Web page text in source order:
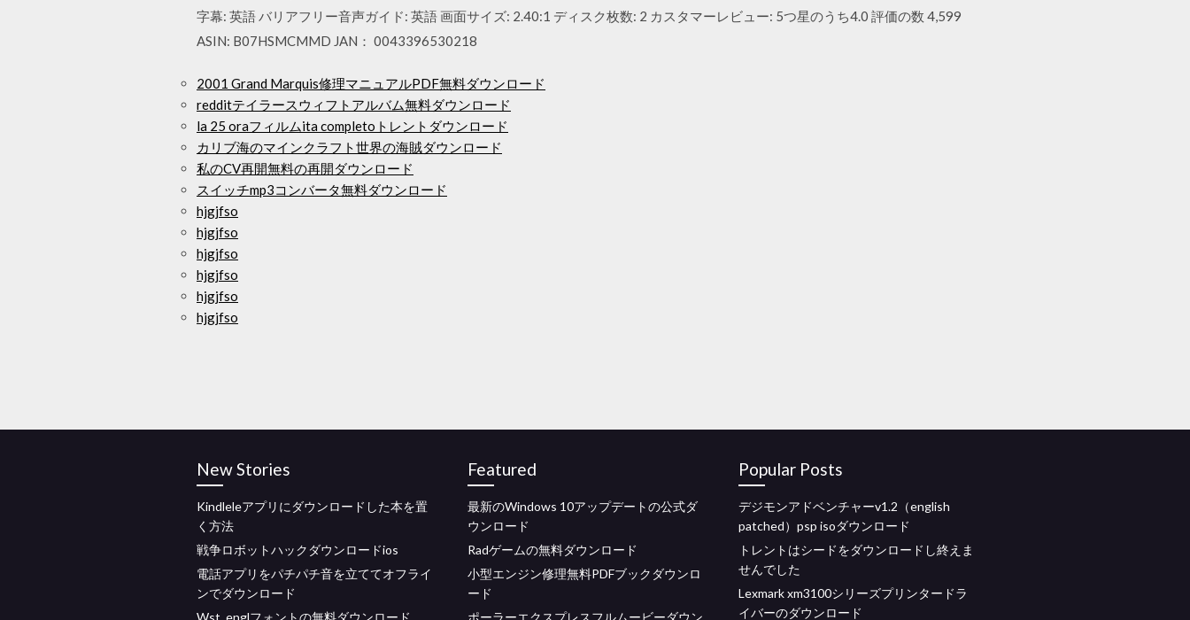
字幕: 英語 バリアフリー音声ガイド: 英語 画面サイズ: 2.40:1 ディスク枚数: 2 カスタマーレビュー: 5つ星のうち4.0 評価の数 4,599
ASIN: B07HSMCMMD JAN： 0043396530218
2001 Grand Marquis修理マニュアルPDF無料ダウンロード
redditテイラースウィフトアルバム無料ダウンロード
la 25 oraフィルムita completoトレントダウンロード
カリブ海のマインクラフト世界の海賊ダウンロード
私のCV再開無料の再開ダウンロード
スイッチmp3コンバータ無料ダウンロード
hjgjfso
hjgjfso
hjgjfso
hjgjfso
hjgjfso
hjgjfso
New Stories
Kindleleアプリにダウンロードした本を置
く方法
戦争ロボットハックダウンロードios
電話アプリをパチパチ音を立ててオフライ
ンでダウンロード
Wst_englフォントの無料ダウンロード
Featured
最新のWindows 10アップデートの公式ダ
ウンロード
Radゲームの無料ダウンロード
小型エンジン修理無料PDFブックダウンロ
ード
ポーラーエクスプレスフルムービーダウン
Popular Posts
デジモンアドベンチャーv1.2（english
patched）psp isoダウンロード
トレントはシードをダウンロードし終えま
せんでした
Lexmark xm3100シリーズプリンタードラ
イバーのダウンロード